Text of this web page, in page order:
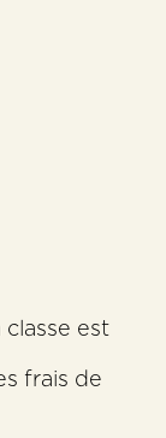
classe est
frais de